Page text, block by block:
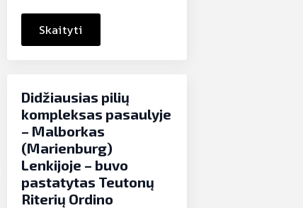
Skaityti
Didžiausias pilių
kompleksas pasaulyje
– Malborkas
(Marienburg)
Lenkijoje – buvo
pastatytas Teutonų
Riterių Ordino